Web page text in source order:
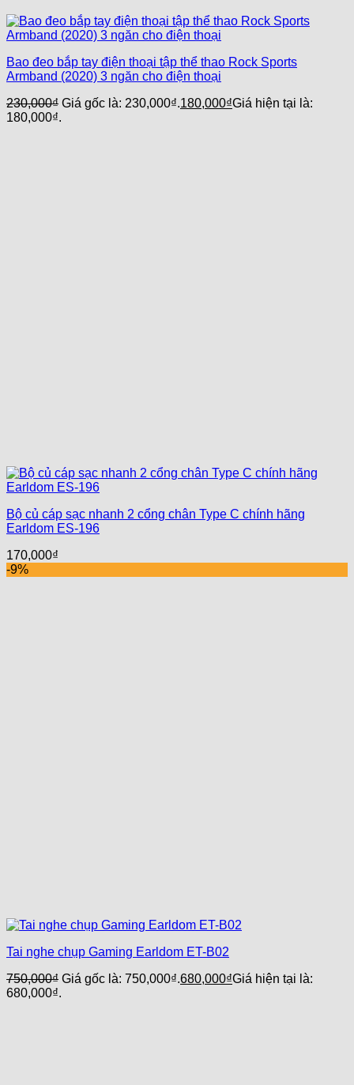
Bao đeo bắp tay điện thoại tập thể thao Rock Sports
Armband (2020) 3 ngăn cho điện thoại
230,000₫ Giá gốc là: 230,000₫.180,000₫Giá hiện tại là:
180,000₫.
Bộ củ cáp sạc nhanh 2 cổng chân Type C chính hãng
Earldom ES-196
170,000₫
-9%
Tai nghe chụp Gaming Earldom ET-B02
750,000₫ Giá gốc là: 750,000₫.680,000₫Giá hiện tại là:
680,000₫.